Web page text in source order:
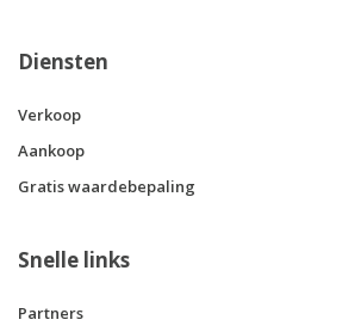
Diensten
Verkoop
Aankoop
Gratis waardebepaling
Snelle links
Partners